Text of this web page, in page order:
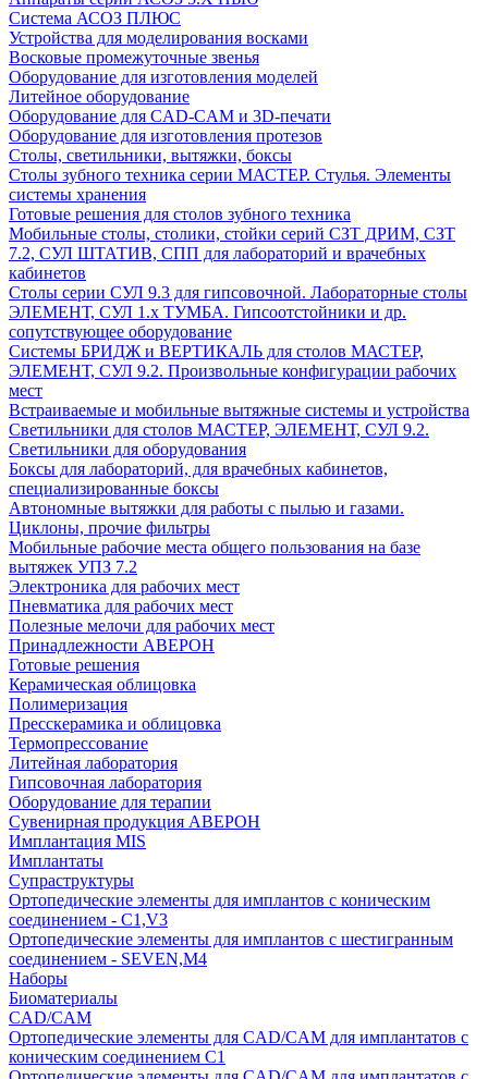
Система АСОЗ ПЛЮС
Устройства для моделирования восками
Восковые промежуточные звенья
Оборудование для изготовления моделей
Литейное оборудование
Оборудование для CAD-CAM и 3D-печати
Оборудование для изготовления протезов
Cтолы, светильники, вытяжки, боксы
Столы зубного техника серии МАСТЕР. Стулья. Элементы
системы хранения
Готовые решения для столов зубного техника
Мобильные столы, столики, стойки серий СЗТ ДРИМ, СЗТ
7.2, СУЛ ШТАТИВ, СПП для лабораторий и врачебных
кабинетов
Столы серии СУЛ 9.3 для гипсовочной. Лабораторные столы
ЭЛЕМЕНТ, СУЛ 1.х ТУМБА. Гипсоотстойники и др.
сопутствующее оборудование
Системы БРИДЖ и ВЕРТИКАЛЬ для столов МАСТЕР,
ЭЛЕМЕНТ, СУЛ 9.2. Произвольные конфигурации рабочих
мест
Встраиваемые и мобильные вытяжные системы и устройства
Светильники для столов МАСТЕР, ЭЛЕМЕНТ, СУЛ 9.2.
Светильники для оборудования
Боксы для лабораторий, для врачебных кабинетов,
специализированные боксы
Автономные вытяжки для работы с пылью и газами.
Циклоны, прочие фильтры
Мобильные рабочие места общего пользования на базе
вытяжек УПЗ 7.2
Электроника для рабочих мест
Пневматика для рабочих мест
Полезные мелочи для рабочих мест
Принадлежности АВЕРОН
Готовые решения
Керамическая облицовка
Полимеризация
Пресскерамика и облицовка
Термопрессование
Литейная лаборатория
Гипсовочная лаборатория
Оборудование для терапии
Сувенирная продукция АВЕРОН
Имплантация MIS
Имплантаты
Супраструктуры
Ортопедические элементы для имплантов с коническим
соединением - C1,V3
Ортопедические элементы для имплантов с шестигранным
соединением - SEVEN,M4
Наборы
Биоматериалы
CAD/CAM
Ортопедические элементы для CAD/CAM для имплантатов с
коническим соединением С1